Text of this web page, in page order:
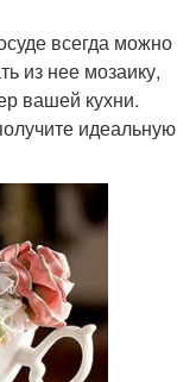
всегда можно
из нее мозаику,
вашей кухни.
идеальную